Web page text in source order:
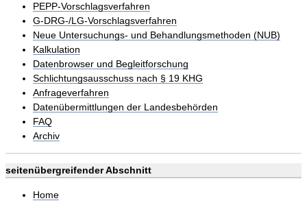
PEPP-Vorschlagsverfahren
G-DRG-/LG-Vorschlagsverfahren
Neue Untersuchungs- und Behandlungsmethoden (NUB)
Kalkulation
Datenbrowser und Begleitforschung
Schlichtungsausschuss nach § 19 KHG
Anfrageverfahren
Datenübermittlungen der Landesbehörden
FAQ
Archiv
seitenübergreifender Abschnitt
Home